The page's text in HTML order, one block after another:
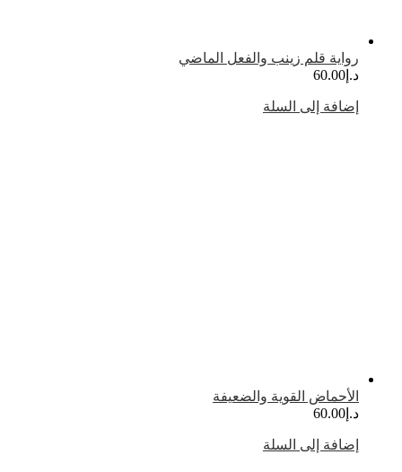
قلم زينب والفعل الماضي
إلى السلة
القوية والضعيفة
إلى السلة